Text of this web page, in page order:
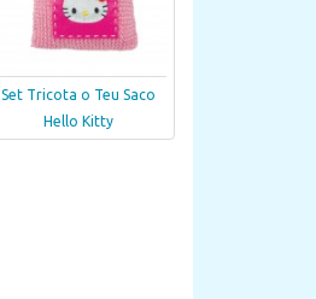
Set Tricota o Teu Saco
Hello Kitty